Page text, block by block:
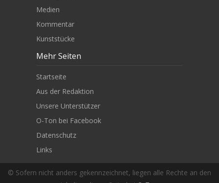
© Sofern nicht anders gekennzeichnet, liegen alle Rechte an den
Medien
Kommentar
Kunststücke
Mehr Seiten
Startseite
Aus der Redaktion
Unsere Unterstützer
O-Ton bei Facebook
Datenschutz
Links